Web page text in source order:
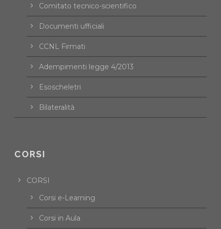
Comitato tecnico-scientifico
Documenti ufficiali
CCNL Firmati
Adempimenti legge 4/2013
Esoscheletri
Bilateralità
CORSI
CORSI
Corsi e-Learning
Corsi in Aula